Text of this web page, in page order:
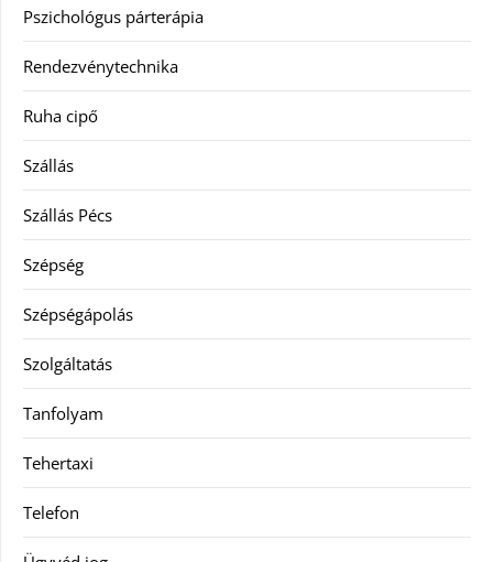
Pszichológus párterápia
Rendezvénytechnika
Ruha cipő
Szállás
Szállás Pécs
Szépség
Szépségápolás
Szolgáltatás
Tanfolyam
Tehertaxi
Telefon